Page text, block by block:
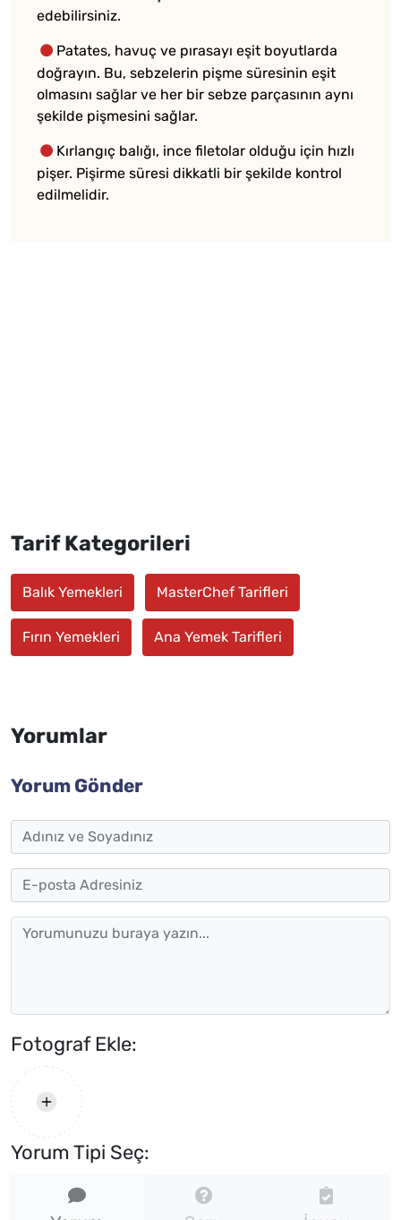
edebilirsiniz.
Patates, havuç ve pırasayı eşit boyutlarda
doğrayın. Bu, sebzelerin pişme süresinin eşit
olmasını sağlar ve her bir sebze parçasının aynı
şekilde pişmesini sağlar.
Kırlangıç balığı, ince filetolar olduğu için hızlı
pişer. Pişirme süresi dikkatli bir şekilde kontrol
edilmelidir.
Tarif Kategorileri
Balık Yemekleri MasterChef Tarifleri
Fırın Yemekleri Ana Yemek Tarifleri
Yorumlar
Yorum Gönder
Fotograf Ekle:
Yorum Tipi Seç: